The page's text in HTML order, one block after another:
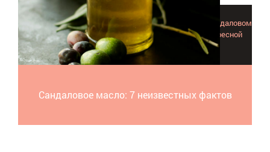
Сандаловое масло: 7 неизвестных фактов
Эта статья с удивительными фактами об эфирном сандаловом
масле не оставит вас без впечатлений и новой интересной
информации.